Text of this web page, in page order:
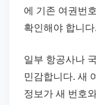
에 기존 여권번
확인해야 합니다.
일부 항공사나
민감합니다. 새
정보가 새 번호